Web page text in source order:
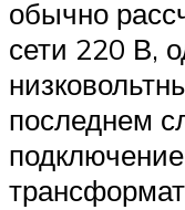
обычно
сети 220 В,
последнем